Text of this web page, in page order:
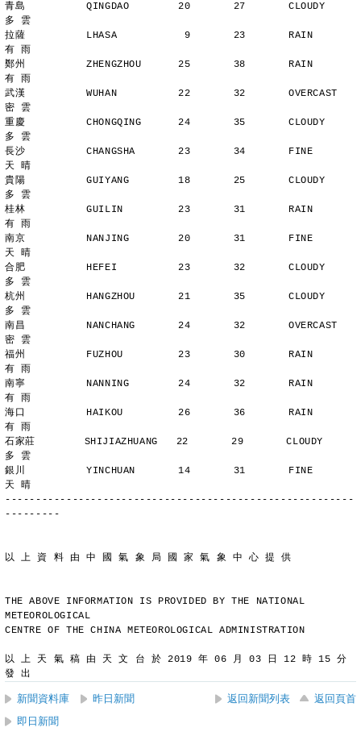
青島          QINGDAO        20       27       CLOUDY
多 雲
拉薩          LHASA           9       23       RAIN
有 雨
鄭州          ZHENGZHOU      25       38       RAIN
有 雨
武漢          WUHAN          22       32       OVERCAST
密 雲
重慶          CHONGQING      24       35       CLOUDY
多 雲
長沙          CHANGSHA       23       34       FINE
天 晴
貴陽          GUIYANG        18       25       CLOUDY
多 雲
桂林          GUILIN         23       31       RAIN
有 雨
南京          NANJING        20       31       FINE
天 晴
合肥          HEFEI          23       32       CLOUDY
多 雲
杭州          HANGZHOU       21       35       CLOUDY
多 雲
南昌          NANCHANG       24       32       OVERCAST
密 雲
福州          FUZHOU         23       30       RAIN
有 雨
南寧          NANNING        24       32       RAIN
有 雨
海口          HAIKOU         26       36       RAIN
有 雨
石家莊        SHIJIAZHUANG   22       29       CLOUDY
多 雲
銀川          YINCHUAN       14       31       FINE
天 晴
---------------------------------------------------------
---------
以 上 資 料 由 中 國 氣 象 局 國 家 氣 象 中 心 提 供
THE ABOVE INFORMATION IS PROVIDED BY THE NATIONAL
METEOROLOGICAL
CENTRE OF THE CHINA METEOROLOGICAL ADMINISTRATION
以 上 天 氣 稿 由 天 文 台 於 2019 年 06 月 03 日 12 時 15 分
發 出
新聞資料庫 昨日新聞 返回新聞列表
返回頁首
即日新聞